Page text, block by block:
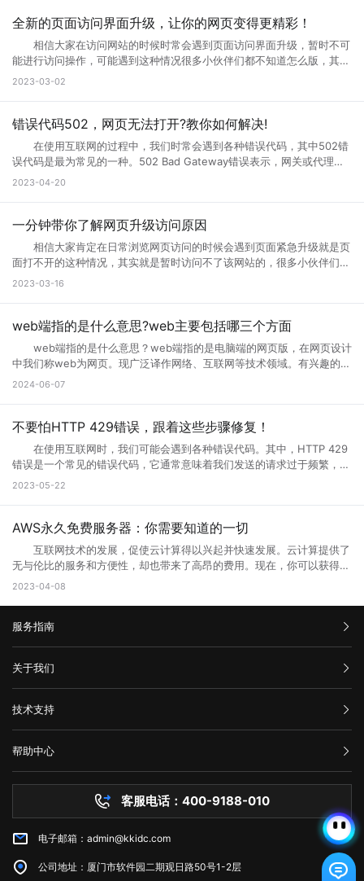
全新的页面访问界面升级，让你的网页变得更精彩！
相信大家在访问网站的时候时常会遇到页面访问界面升级，暂时不可
能进行访问操作，可能遇到这种情况很多小伙伴们都不知道怎么版，其实
互联网网页在正常使用过程中是不会出现这种问题的。那么如果遇到页面
问页面，就是用户们正在访问的网页正在进行升级，暂时不可能进行访问
者们会通过升级访问提升网页的流畅度，让大家后续访问过程中更加顺
畅。这样上网就不会太卡了。 页面访问界面升级通知怎么设置出现页
面访问升级通知中，可以首先打开这个永久访问页面，然后点击升级按
钮，点击升级以后，网络就会自动的升级的，如果手机不会自动升级的
次，通过以上方式就可以打开需要访问的页面。 页面访问升级出
错? 有几个情况会导致这个现象出现： 1.你的网速过慢，网页代
码没有完全下载就运行了，导致不完整，当然就错误了。请刷新。 2.
器。 4.你的IE浏览器缓存出错，请右键点击桌面IE浏览器，选择属
性，在常规页面里，点击删除文件这个按钮，选择全部删除，并且点击删
分代码没有完全下载就提示浏览器完毕，导致错误。 你可以多刷新，或
者换一个网速比较好的时候访问(前提是这个网站是个大网站，不会出现
问题2) 6.qq空间目前在升级5.0版本，会出现一点小问题..请不用担
网站问题，也有可能只是网站正在升级，升级也是为了更好的保证用户访
问以及使用体验。当然也是为了安全性能，服务器软件功能会随着版本的
更新而提升。当现有的网站功能不能满足访问需求的时候也会及时升级提
2023-03-02
错误代码502，网页无法打开?教你如何解决!
在使用互联网的过程中，我们时常会遇到各种错误代码，其中502错
误代码是最为常见的一种。502 Bad Gateway错误表示，网关或代理服
务无法将请求发送到上游服务器。那么，错误代码502是什么意思?错误
到的响应无效或不完整。通常，这种情况发生在文件太大或处理速度太慢
被发送到它的代理服务器。如果代理服务器在尝试访问网站时无法从上游
服务器获取完整的响应，则会生成502错误代码。 502错误代码通常
是由代理服务器、网关或负载均衡器等设备导致的，而不是由您的计算机
或网络连接引起的。这意味着您只能为自己的网络连接做些有限的调整，
游服务器返回的响应无效或不完整 当请求通过代理服务器到达上游服
务器时，服务器有时会出现响应故障。这可能是因为服务器正在忙于处理
请求，或者因为出现其他问题造成了响应不完整。如果代理服务器无法从
未正确配置，则会导致出现502错误。如果代理服务器或网关未得到正确
配置，将无法正常地从上游服务器获取响应。 3、网络连接问题
果您的互联网连接出现问题或受到网络中断的干扰，则可能导致您的请求
无法成功连接到代理服务器或网关，这会导致错误代码502的出现。
三、如何解决错误代码502 1、刷新页面 首先尝试刷新网页。因
您的网络连接是否正常。您可以尝试与其他网站进行通信，以确定问题是
否出现在本地网络连接中。如果您的其他网站可以工作，但一个特定的网
站不起作用，那么很可能是这个网站出现了502错误。 3、清除浏览
使用其他网络连接 尝试切换到其他网络连接，例如在使用Wi-Fi时尝
试使用移动数据。通过使用其他网络连接，您可以确定是否存在网络连接
需要联系网站管理员寻求帮助。他们可以告诉您更多关于错误代码502的
信息，并提供解决方法。 在互联网时代，我们经常会遇到502错误代
码。这意味着请求未能正确连接到上游服务器，通常是由代理服务器、网
关或网络连接问题引起的。为了解决这个问题，我们可以尝试刷新网页、
检查网络连接、清除浏览器缓存、暂时使用其他网络连接或联系网站管理
员。希望本文能帮助您了解并解决错误代码502问题。
2023-04-20
一分钟带你了解网页升级访问原因
相信大家肯定在日常浏览网页访问的时候会遇到页面紧急升级就是页
面打不开的这种情况，其实就是暂时访问不了该网站的，很多小伙伴们搞
不清楚网页升级访问是什么意思，也不知道网页升级访问原因?其实这种
小编一起来详细了解下吧! 网页升级访问是什么意思? 所谓的网页
问等操作，一般来说互联网的网页使用过程中会出现各种问题的，网页建
设者们会通过升级访问提升网页的流畅度，让大家后续访问过程中更加顺
畅。 网页升级访问升级原因 1、 每个网站的站长都是希望把自己
的网站做大做强的，当网站的流量高了以后网站的后台服务器可能无法接
问网站。 2、 网站营运一段时间后，由于网络技术的发展以及网络服
务器环境的改变，原网页可能出现兼容性、功能与用户体验上的缺陷，为
了更长远的发展就需要升级访问页面了。 3、 现在的网络发展很快，
对于网站优化：网站进行META标记优化,W3C标准优化,搜索引擎优化等
合理优化操作，使网站在页面的布局、结构与内容方面都对用户与搜索引
站的安全与维护：页面安全方面的升级能有效的防止黑客入侵，造成网站
破坏，数据损坏，商业机密泄露，客户资料丢失等损失;页面升级对于内
容更新调整，网页X信息清理，网络速度提升等网站维护操作;定期检查企
数据被误删或遭病毒感染、黑客破坏后，通过技术手段尽力抢救，争取恢
复。 以上就是关于页面升级访问的原因以及解决方法全部内容，其实
很多网站都是需要升级优化的，为了的就是可以满足各种用户的需求，也
务器无法接纳新用户访问的时候，更需要及时进行页面访问升级，希望本
2023-03-16
web端指的是什么意思?web主要包括哪三个方面
web端指的是什么意思？web端指的是电脑端的网页版，在网页设计
中我们称web为网页。现广泛译作网络、互联网等技术领域。有兴趣的小
伙伴赶紧跟着小编一起学习下。 web端指的是什么意思？ “Web
各种类型的应用程序或服务，包括网页应用、在线商店、社交媒体平台、
Google Chrome、Mozilla Firefox、Microsoft Edge等）在用户的计算
机或移动设备上运行。Web端的优势之一是它的跨平台性，因为用户只需
要一个支持Web浏览器的设备即可访问和使用。 这意味着无论是在桌
面电脑、笔记本电脑、平板电脑还是智能手机上，只需打开浏览器并输入
本地应用程序，Web端的应用程序不需要在用户设备上安装，而是通过互
联网直接提供服务。这使得Web端应用程序的更新和维护更加方便，用户
可以享受到实时的功能更新和改进。 web主要包括哪三个方面？
构：指的是网页的骨架，即HTML代码，它定义了网页的基本结构和内
即CSS（级联样式表）的使用。CSS用于控制网页的布局、颜色、字体等
视觉效果，使网页看起来更加美观和吸引人。 行为：指的是网页与用
户交互的方式，即JavaScript的使用。JavaScript是一种脚本语言，它允
许网页对用户的操作做出响应，如点击按钮、滚动页面等，从而提供更加
丰富的交互体验。 这三个方面相互依赖，共同决定了Web的外观、功
能和用户体验。 web端指的是什么意思？看完文章就能清楚知道了，
2024-06-07
不要怕HTTP 429错误，跟着这些步骤修复！
在使用互联网时，我们可能会遇到各种错误代码。其中，HTTP 429
错误是一个常见的错误代码，它通常意味着我们发送的请求过于频繁，服
务器无法响应。那么你知道什么是HTTP 429错误?HTTP 429错误如何修
户端发送的请求次数过于频繁。这种错误通常发生在需要进行频繁请求的
返回一个状态码，用于表示请求的结果。HTTP 429错误对应的状态码是
429。当客户端发送的请求超过服务器限制时，服务器就会返回这个状态
码。 二、为什么会出现HTTP 429错误? HTTP 429错误通常是由
以下原因造成的： 1. 请求过于频繁：当客户端发送的请求过于频繁
时，服务器无法处理这么多请求，就会返回HTTP 429错误。 2. 服务
器限制：有些服务器为了防止恶意攻击，会设置一些限制，例如每秒钟只
允许发送一定数量的请求。如果客户端发送的请求超过了这个限制，服务
器就会返回HTTP 429错误。 3. 网络不稳定：如果网络不稳定，客户
取以下一些方法来修复： 1. 增加请求间隔时间：当客户端发送的请求
过于频繁时，可以增加请求间隔时间，减少请求的数量。 2. 减少请
量，以满足服务器的限制要求。 3. 检查API调用的频率：如果HTTP
429错误发生在API调用中，我们可以检查API调用的频率，是否超出了
API提供商的限制。 4. 检查网络连接：如果HTTP 429错误是由网络
不稳定引起的，我们可以检查网络连接是否正常，是否存在延迟或丢包现
象。 5. 使用CDN服务：CDN即内容分发网络，可以缓存静态资源，
减少请求次数，提高请求速度和稳定性。 6. 联系服务器管理员：如
果HTTP 429错误仍无法解决，我们可以联系服务器管理员，让其检查服
务器设置是否存在问题。 HTTP 429错误通常是由请求过于频繁、服
2023-05-22
AWS永久免费服务器：你需要知道的一切
互联网技术的发展，促使云计算得以兴起并快速发展。云计算提供了
无与伦比的服务和方便性，却也带来了高昂的费用。现在，你可以获得一
些AWS永久免费服务器，使你能够在开发和测试新的应用程序时节省不少
Web Services)是亚马逊提供的一种基于云平台的服务。AWS永久免费计
计算服务。免费计划提供750个小时的EC2实例。 2. Amazon S3：
在AWS上创建和管理存储桶，对于不超过5GB的数据存储和处理是免费
的。 3. AWS Lambda：以事件驱动的方式在云中运行代码，免费计
计划提供每月25个WCU和25个RCU。 5. Amazon Glacier：用于非
免费的。 6. Amazon CloudFront：AWS的全球内容分发网络
(CDN)，免费计划为每个月50GB的数据传输提供免费流量。 7.
Amazon Machine Learning：一种基于云的机器学习服务，在免费计划
中提供每月10,000个批处理预测。 8. Amazon RDS：AWS的关系型
数据库服务，免费计划实例持续使用750小时，每月获得20GB的备份存
储和10万条I/O请求数。 9. Amazon SES：简单邮件服务，用于发送
和接收电子邮件，AWS SES在免费计划中提供每月62,000封电子邮件发
2023-04-08
服务指南
汇款信息
购买流程
服务条款
关于我们
公司介绍
举报中心
隐私声明
技术支持
网站备案
技术文档
帮助中心
服务器问题
市场资讯
客服电话：400-9188-010
电子邮箱：admin@kkidc.com
公司地址：厦门市软件园二期观日路50号1-2层